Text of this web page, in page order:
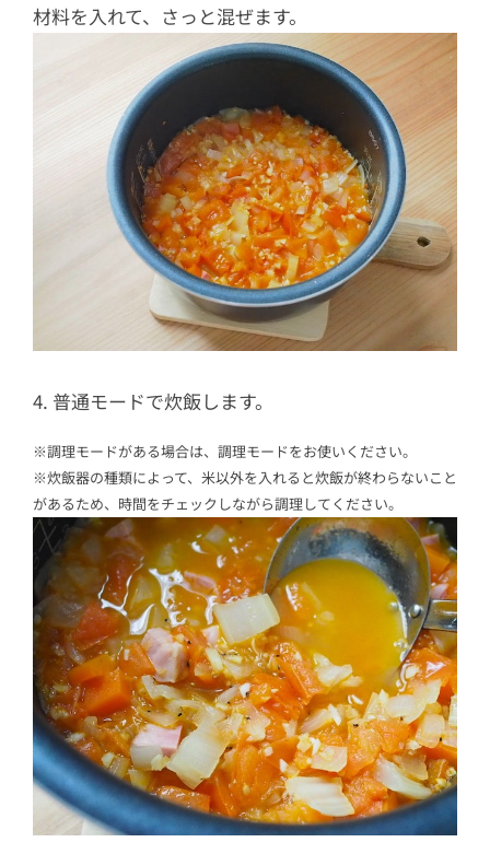
材料を入れて、さっと混ぜます。
4. 普通モードで炊飯します。
※調理モードがある場合は、調理モードをお使いください。
※炊飯器の種類によって、米以外を入れると炊飯が終わらないこと
があるため、時間をチェックしながら調理してください。